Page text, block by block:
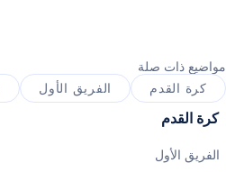
مواضيع ذات صلة
كرة القدم
الفريق الأول
كرة القدم
الفريق الأول